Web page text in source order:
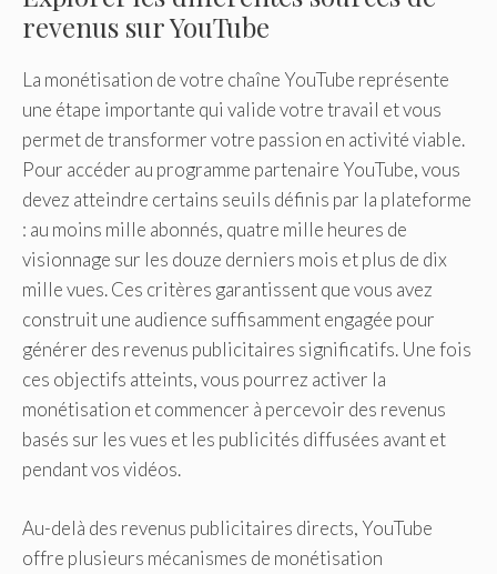
revenus sur YouTube
La monétisation de votre chaîne YouTube représente
une étape importante qui valide votre travail et vous
permet de transformer votre passion en activité viable.
Pour accéder au programme partenaire YouTube, vous
devez atteindre certains seuils définis par la plateforme
: au moins mille abonnés, quatre mille heures de
visionnage sur les douze derniers mois et plus de dix
mille vues. Ces critères garantissent que vous avez
construit une audience suffisamment engagée pour
générer des revenus publicitaires significatifs. Une fois
ces objectifs atteints, vous pourrez activer la
monétisation et commencer à percevoir des revenus
basés sur les vues et les publicités diffusées avant et
pendant vos vidéos.
Au-delà des revenus publicitaires directs, YouTube
offre plusieurs mécanismes de monétisation